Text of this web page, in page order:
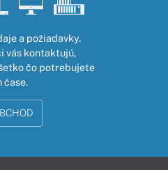
a požiadavky.
vás kontaktujú,
čo potrebujete
čase.